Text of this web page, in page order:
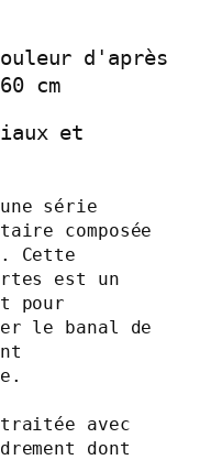
d'après
cm
et
série
composée
Cette
est un
pour
le banal de
avec
dont